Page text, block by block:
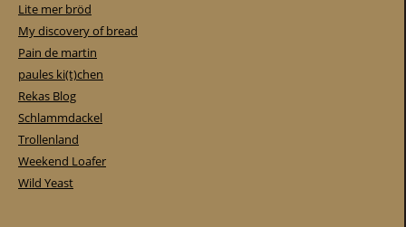
Lite mer bröd
My discovery of bread
Pain de martin
paules ki(t)chen
Rekas Blog
Schlammdackel
Trollenland
Weekend Loafer
Wild Yeast